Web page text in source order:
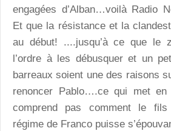
engagées d’Alban…voilà Radio
Et que la résistance et la
au début! ....jusqu’à ce que le
l’ordre à les débusquer et un
barreaux soient une des raisons
renoncer Pablo….ce qui met
comprend pas comment le fils
régime de Franco puisse